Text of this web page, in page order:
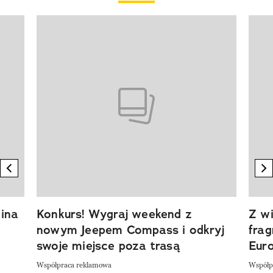
previous element
Konkurs! Wygraj weekend z
nowym Jeepem Compass i odkryj
swoje miejsce poza trasą
Współpraca reklamowa
Z